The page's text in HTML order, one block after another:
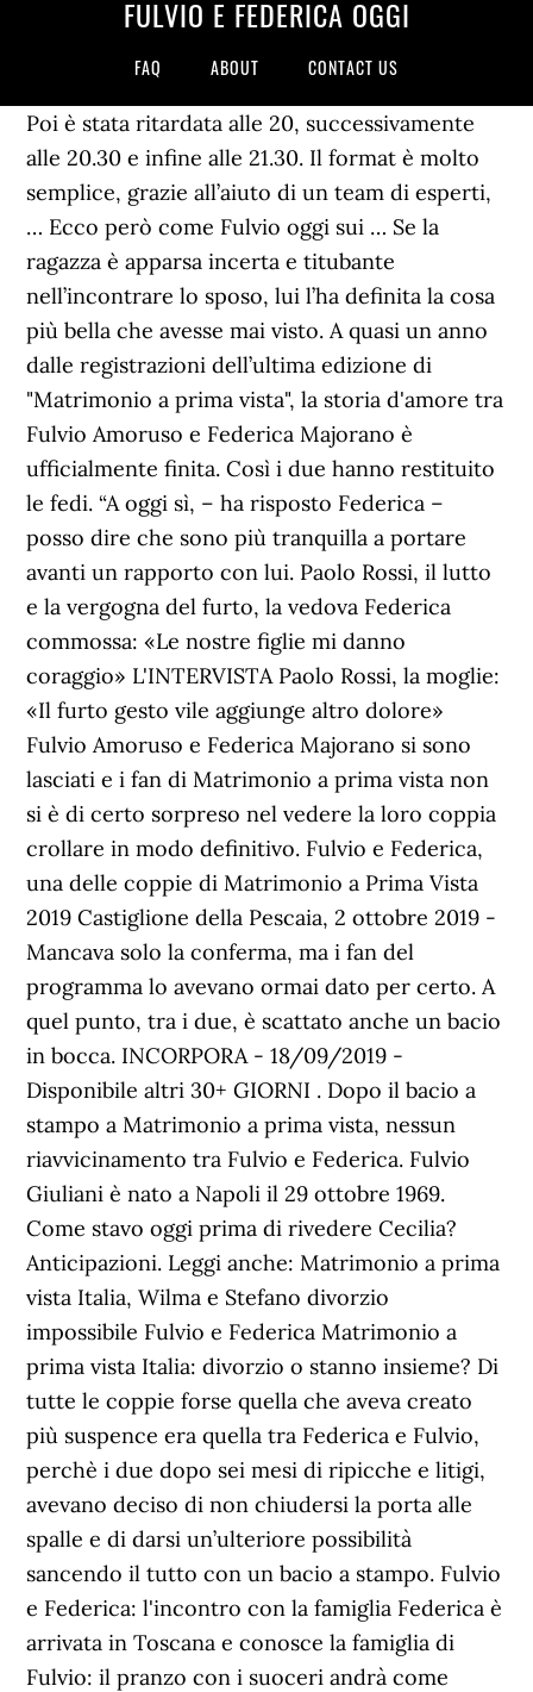
FULVIO E FEDERICA OGGI
FAQ ABOUT CONTACT US
Poi è stata ritardata alle 20, successivamente
alle 20.30 e infine alle 21.30. Il format è molto
semplice, grazie all’aiuto di un team di esperti,
… Ecco però come Fulvio oggi sui … Se la
ragazza è apparsa incerta e titubante
nell’incontrare lo sposo, lui l’ha definita la cosa
più bella che avesse mai visto. A quasi un anno
dalle registrazioni dell’ultima edizione di
"Matrimonio a prima vista", la storia d'amore tra
Fulvio Amoruso e Federica Majorano è
ufficialmente finita. Così i due hanno restituito
le fedi. “A oggi sì, – ha risposto Federica –
posso dire che sono più tranquilla a portare
avanti un rapporto con lui. Paolo Rossi, il lutto
e la vergogna del furto, la vedova Federica
commossa: «Le nostre figlie mi danno
coraggio» L'INTERVISTA Paolo Rossi, la moglie:
«Il furto gesto vile aggiunge altro dolore»
Fulvio Amoruso e Federica Majorano si sono
lasciati e i fan di Matrimonio a prima vista non
si è di certo sorpreso nel vedere la loro coppia
crollare in modo definitivo. Fulvio e Federica,
una delle coppie di Matrimonio a Prima Vista
2019 Castiglione della Pescaia, 2 ottobre 2019 -
Mancava solo la conferma, ma i fan del
programma lo avevano ormai dato per certo. A
quel punto, tra i due, è scattato anche un bacio
in bocca. INCORPORA - 18/09/2019 -
Disponibile altri 30+ GIORNI . Dopo il bacio a
stampo a Matrimonio a prima vista, nessun
riavvicinamento tra Fulvio e Federica. Fulvio
Giuliani è nato a Napoli il 29 ottobre 1969.
Come stavo oggi prima di rivedere Cecilia?
Anticipazioni. Leggi anche: Matrimonio a prima
vista Italia, Wilma e Stefano divorzio
impossibile Fulvio e Federica Matrimonio a
prima vista Italia: divorzio o stanno insieme? Di
tutte le coppie forse quella che aveva creato
più suspence era quella tra Federica e Fulvio,
perchè i due dopo sei mesi di ripicche e litigi,
avevano deciso di non chiudersi la porta alle
spalle e di darsi un’ulteriore possibilità
sancendo il tutto con un bacio a stampo. Fulvio
e Federica: l'incontro con la famiglia Federica è
arrivata in Toscana e conosce la famiglia di
Fulvio: il pranzo con i suoceri andrà come